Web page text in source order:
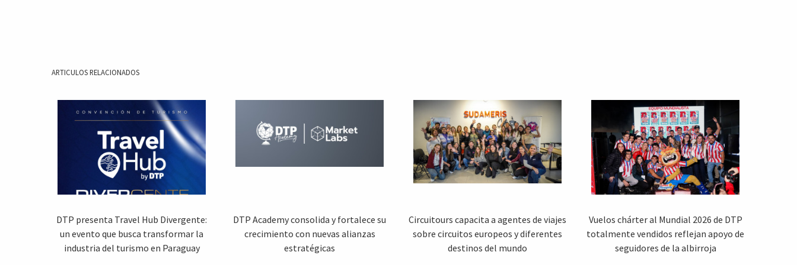
ARTICULOS RELACIONADOS
DTP presenta Travel Hub Divergente:
un evento que busca transformar la
industria del turismo en Paraguay
DTP Academy consolida y fortalece su
crecimiento con nuevas alianzas
estratégicas
Circuitours capacita a agentes de viajes
sobre circuitos europeos y diferentes
destinos del mundo
Vuelos chárter al Mundial 2026 de DTP
totalmente vendidos reflejan apoyo de
seguidores de la albirroja